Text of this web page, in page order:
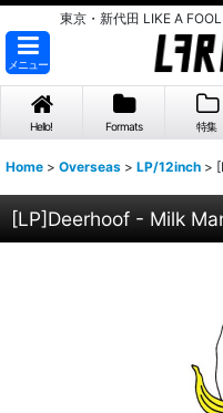
東京・新代田 LIKE A
メニュー
Hello! Formats 特集
Home > Overseas > LP/12inch >
[LP]Deerhoof - Milk